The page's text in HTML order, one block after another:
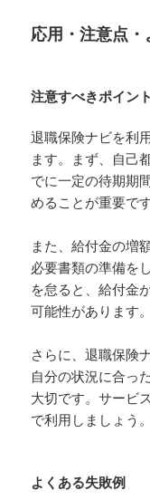
応用・注意点
注意すべきポイント
退職保険ナビを利
ます。まず、自己
でに一定の待期期
めることが重要です
また、給付金の増
必要書類の準備を
を怠ると、給付金
可能性があります。
さらに、退職保険
自分の状況に合っ
大切です。サービ
で利用しましょう。
よくある失敗例